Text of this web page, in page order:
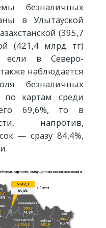
безналичных
в Улытауской
(395,7
(421,4 млрд тг)
если в Северо-
наблюдается
безналичных
по картам среди
69,6%, то в
напротив,
— сразу 84,4%,